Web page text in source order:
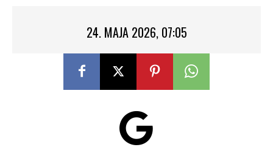
24. MAJA 2026, 07:05